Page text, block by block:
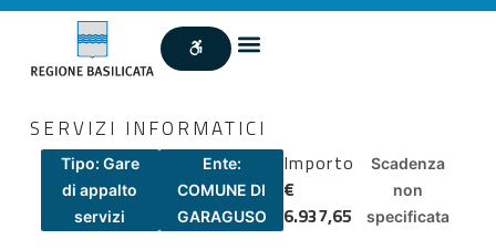
SERVIZI INFORMATICI
Tipo: Gare
di appalto
servizi
Ente:
COMUNE DI
GARAGUSO
Importo
€
6.937,65
Scadenza
non
specificata